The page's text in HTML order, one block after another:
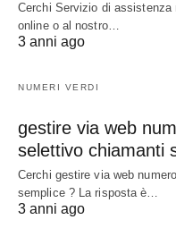
Cerchi Servizio di assistenza
online o al nostro…
3 anni ago
NUMERI VERDI
gestire via web
selettivo chiamanti
Cerchi gestire via web
semplice ? La risposta è…
3 anni ago